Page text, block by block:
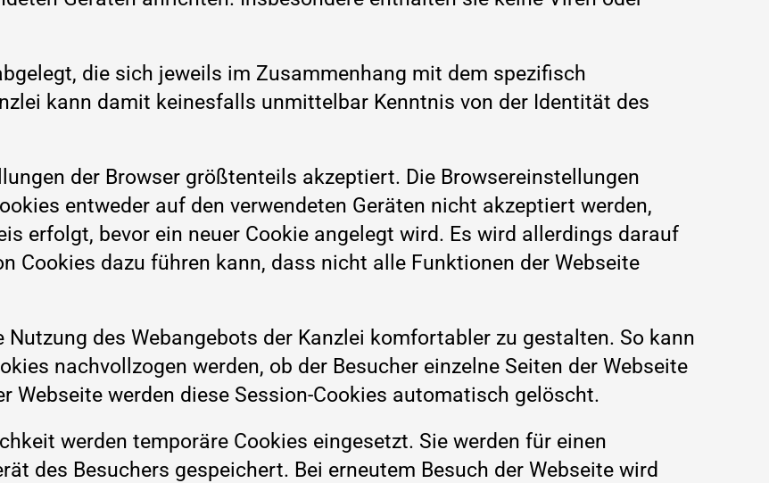
die sich jeweils im Zusammenhang mit dem spezifisch
kann damit keinesfalls unmittelbar Kenntnis von der Identität des
der Browser größtenteils akzeptiert. Die Browsereinstellungen
entweder auf den verwendeten Geräten nicht akzeptiert werden,
erfolgt, bevor ein neuer Cookie angelegt wird. Es wird allerdings darauf
Cookies dazu führen kann, dass nicht alle Funktionen der Webseite
Nutzung des Webangebots der Kanzlei komfortabler zu gestalten. So kann
nachvollzogen werden, ob der Besucher einzelne Seiten der Webseite
Webseite werden diese Session-Cookies automatisch gelöscht.
werden temporäre Cookies eingesetzt. Sie werden für einen
des Besuchers gespeichert. Bei erneutem Besuch der Webseite wird